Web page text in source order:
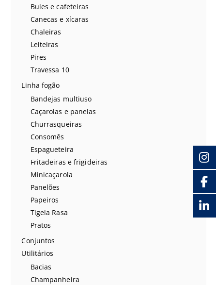
Bules e cafeteiras
Canecas e xícaras
Chaleiras
Leiteiras
Pires
Travessa 10
Linha fogão
Bandejas multiuso
Caçarolas e panelas
Churrasqueiras
Consomês
Espagueteira
Fritadeiras e frigideiras
Minicaçarola
Panelões
Papeiros
Tigela Rasa
Pratos
Conjuntos
Utilitários
Bacias
Champanheira